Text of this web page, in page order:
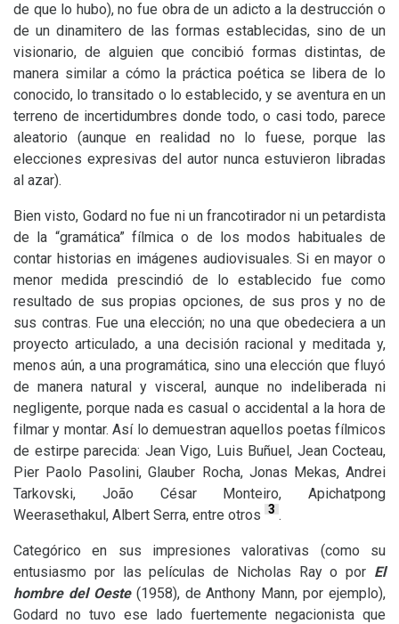
de que lo hubo), no fue obra de un adicto a la destrucción o
de un dinamitero de las formas establecidas, sino de un
visionario, de alguien que concibió formas distintas, de
manera similar a cómo la práctica poética se libera de lo
conocido, lo transitado o lo establecido, y se aventura en un
terreno de incertidumbres donde todo, o casi todo, parece
aleatorio (aunque en realidad no lo fuese, porque las
elecciones expresivas del autor nunca estuvieron libradas
al azar).
Bien visto, Godard no fue ni un francotirador ni un petardista
de la “gramática” fílmica o de los modos habituales de
contar historias en imágenes audiovisuales. Si en mayor o
menor medida prescindió de lo establecido fue como
resultado de sus propias opciones, de sus pros y no de
sus contras. Fue una elección; no una que obedeciera a un
proyecto articulado, a una decisión racional y meditada y,
menos aún, a una programática, sino una elección que fluyó
de manera natural y visceral, aunque no indeliberada ni
negligente, porque nada es casual o accidental a la hora de
filmar y montar. Así lo demuestran aquellos poetas fílmicos
de estirpe parecida: Jean Vigo, Luis Buñuel, Jean Cocteau,
Pier Paolo Pasolini, Glauber Rocha, Jonas Mekas, Andrei
Tarkovski, João César Monteiro, Apichatpong
Weerasethakul, Albert Serra, entre otros 3 .
Categórico en sus impresiones valorativas (como su
entusiasmo por las películas de Nicholas Ray o por El
hombre del Oeste(1958), de Anthony Mann, por ejemplo),
Godard no tuvo ese lado fuertemente negacionista que